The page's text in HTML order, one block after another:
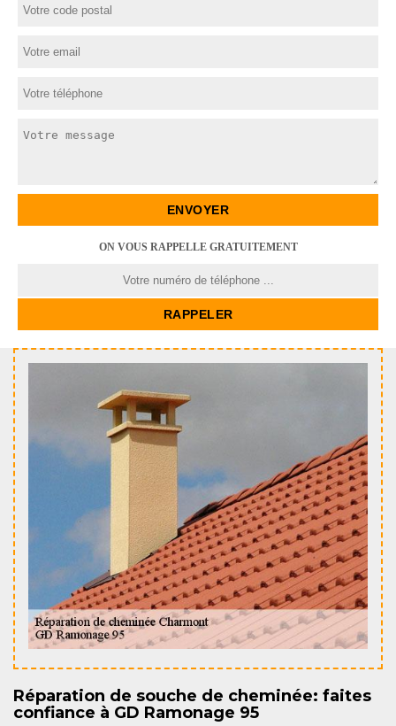
ON VOUS RAPPELLE GRATUITEMENT
Réparation de souche de cheminée: faites
confiance à GD Ramonage 95